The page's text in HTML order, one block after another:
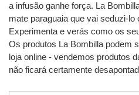
a infusão ganhe força. La
mate paraguaia que vai seduzi-lo
Experimenta e verás como os
Os produtos La Bombilla podem
loja online - vendemos produtos
não ficará certamente